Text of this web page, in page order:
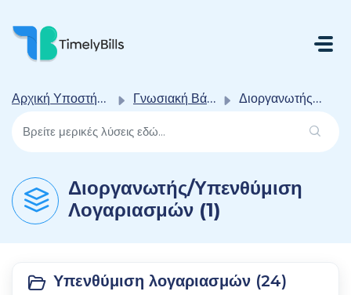
Μετάβαση Στο Κύριο Περιεχόμενο
Αρχική Υποστήριξης Γνωσιακή Βάση Διοργανωτής/Υπενθύμιση Λογαριασμών
Διοργανωτής/Υπενθύμιση
Λογαριασμών (1)
Υπενθύμιση λογαριασμών (24)